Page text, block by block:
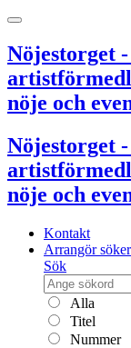
Nöjestorget
nöje och
Nöjestorget
nöje och
Kontakt
Arrangör söker
Sök
Alla
Titel
Nummer